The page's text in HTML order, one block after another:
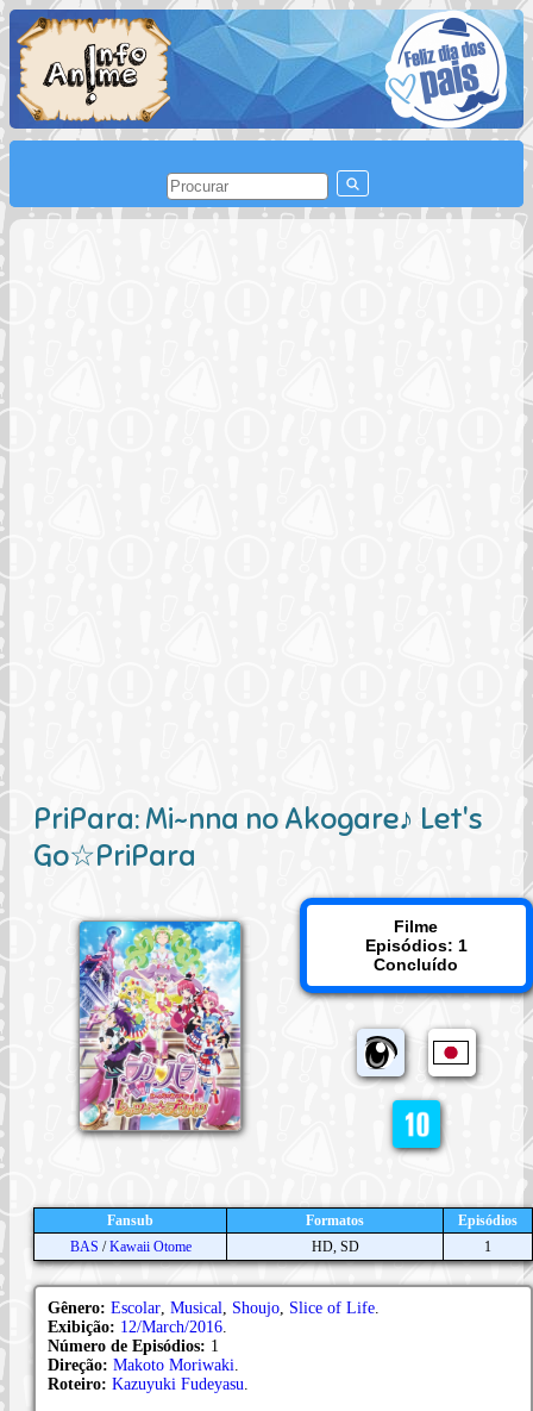
PriPara: Mi~nna no Akogare♪ Let's
Go☆PriPara
Filme
Episódios: 1
Concluído
Fansub Formatos
Episódios
BAS /Kawaii Otome HD, SD 1
Gênero: Escolar Musical Shoujo Slice of Life
Exibição: 12/March/2016
Número de Episódios: 1
Direção: Makoto Moriwaki
Roteiro: Kazuyuki Fudeyasu